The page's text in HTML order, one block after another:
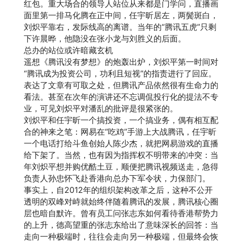
红包。重大场合的领导人站位从来都是门学问，直播画
面里第一排马化腾在正中间，任宇昕居左，两鬓斑白，
刘炽平靠右，发际线高的离谱。当年的“腾讯五虎”只剩
下许晨晔，他隐没在张小龙与刘胜义的后面。
总办的站位或许暗藏玄机
遥想《腾讯没有梦想》的炮轰出炉，刘炽平第一时间对
“腾讯成为投资公司，功利且短视”的指责进行了回应。
表达了文章有可取之处，但腾讯产品依然很有生命力的
看法。甚至在次年的演讲还不忘调侃投行化的提法不专
业，可见刘炽平对潘乱的批评是很紧张的。
刘炽平和任宇昕一个搞投资，一个搞业务，偶有相互配
合的神来之笔：网易在“吃鸡”手游上大战腾讯，任宇昕
一个电话打给斗鱼创始人陈少杰，就把网易游戏的直播
给下架了。当然，也有因为指挥权不明带来的冲突：当
年刘炽平想并购优酷土豆，顺便把腾讯视频送走，急得
负责人孙忠怀飞赴香港向总办下军令状，力保部门。
事实上，自2012年的组织架构改革之后，这种不公开
透明的双峰对峙就始终伴随着腾讯的发展，腾讯核心圈
层也暗自默许。曾有员工问张志东如何看待香港帮势力
的上升，德高望重的张志东给出了意味深长的回答：当
走向一种极端时，往往会走向另一种极端，但最终会恢